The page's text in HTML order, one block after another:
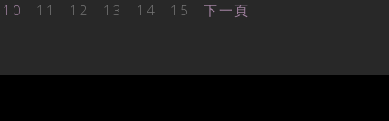
10 11 12 13 14 15 下一頁